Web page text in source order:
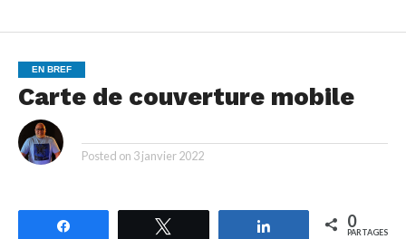
EN BREF
Carte de couverture mobile
Posted on 3 janvier 2022
Partagez 0
PARTAGES